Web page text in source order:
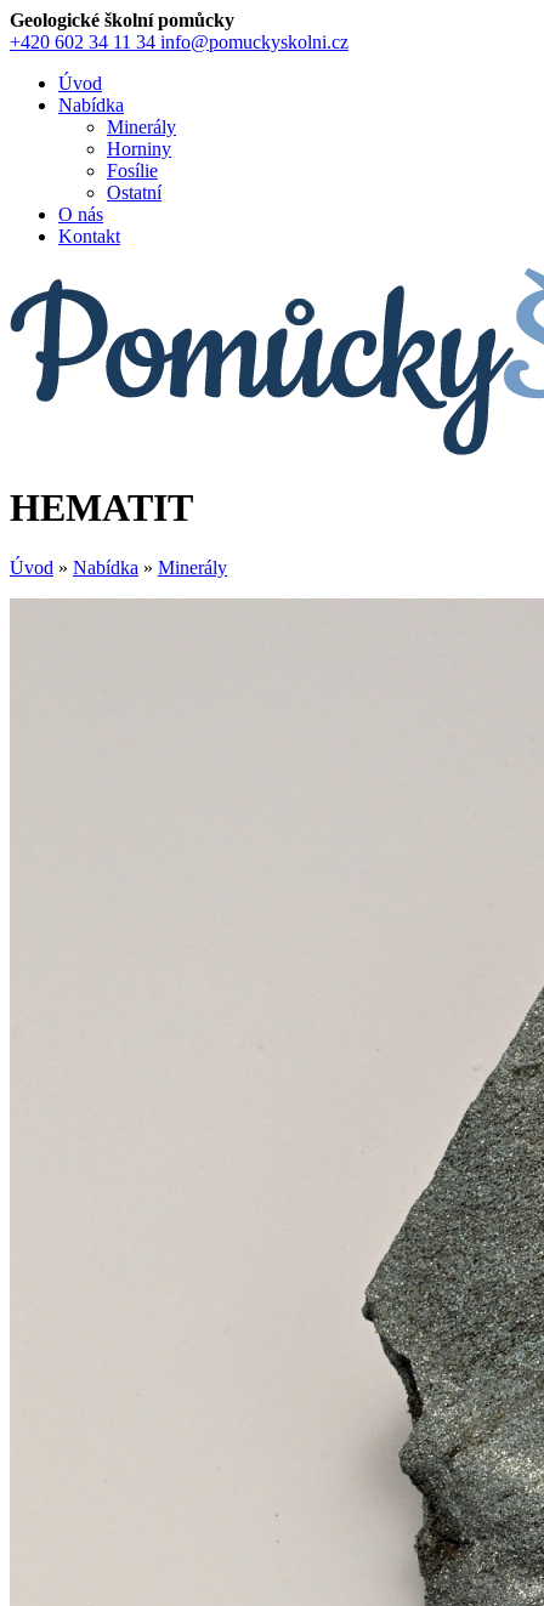
Geologické školní pomůcky
+420 602 34 11 34 info@pomuckyskolni.cz
Úvod
Nabídka
Minerály
Horniny
Fosílie
Ostatní
O nás
Kontakt
HEMATIT
Úvod » Nabídka » Minerály